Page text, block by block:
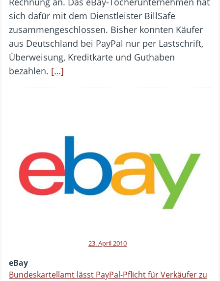
sich dafür mit dem Dienstleister BillSafe
zusammengeschlossen. Bisher konnten Käufer
aus Deutschland bei PayPal nur per Lastschrift,
Überweisung, Kreditkarte und Guthaben
bezahlen. […]
23. April 2010
eBay
Bundeskartellamt lässt PayPal-Pflicht für Verkäufer zu